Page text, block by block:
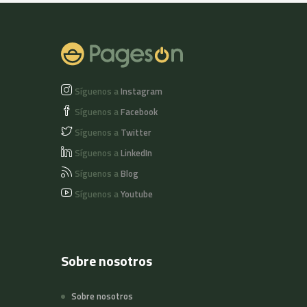
Síguenos aInstagram
Síguenos aFacebook
Síguenos a Twitter
Síguenos aLinkedIn
Síguenos aBlog
Síguenos aYoutube
Sobre nosotros
Sobre nosotros